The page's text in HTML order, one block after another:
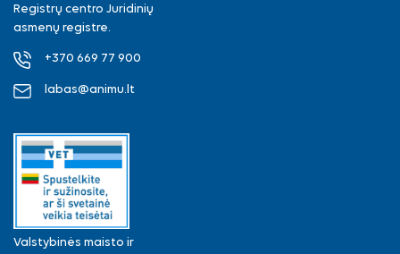
Registrų centro Juridinių
asmenų registre.
+370 669 77 900
labas@animu.lt
Valstybinės maisto ir